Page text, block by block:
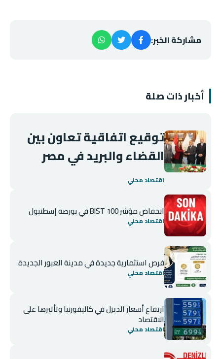
مشاركة الخبر:
أخبار ذات صلة
توقيع اتفاقية تعاون بين
القضاء والبريد في مصر
اقتصاد محلي
انخفاض مؤشر BIST 100 في بورصة إسطنبول
اقتصاد محلي
فرص استثمارية جديدة في مدينة العبور الجديدة
اقتصاد محلي
ارتفاع أسعار الديزل في كاليفورنيا وتأثيرها على
الاقتصاد
اقتصاد محلي